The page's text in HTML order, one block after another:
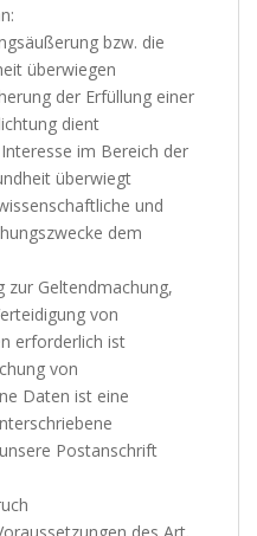
bzw. die
überwiegen
der Erfüllung einer
dient
im Bereich der
überwiegt
und
dem
zur Geltendmachung,
von
erforderlich ist
von
Daten ist eine
Postanschrift